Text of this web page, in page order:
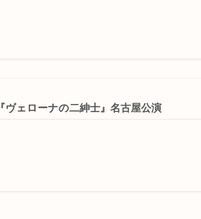
『ヴェローナの二紳士』名古屋公演